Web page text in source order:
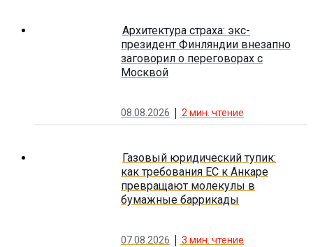
Архитектура страха: экс-
президент Финляндии внезапно
заговорил о переговорах с
Москвой
08.08.2026 2 мин. чтение
Газовый юридический тупик:
как требования ЕС к Анкаре
превращают молекулы в
бумажные баррикады
07.08.2026 3 мин. чтение